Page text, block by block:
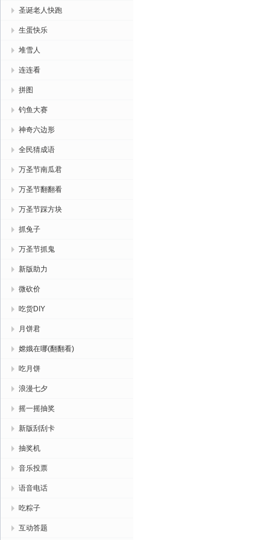
圣诞老人快跑
生蛋快乐
堆雪人
连连看
拼图
钓鱼大赛
神奇六边形
全民猜成语
万圣节南瓜君
万圣节翻翻看
万圣节踩方块
抓兔子
万圣节抓鬼
新版助力
微砍价
吃货DIY
月饼君
嫦娥在哪(翻翻看)
吃月饼
浪漫七夕
摇一摇抽奖
新版刮刮卡
抽奖机
音乐投票
语音电话
吃粽子
互动答题